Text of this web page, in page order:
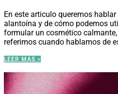
En este articulo queremos
alantoína y de cómo podemos
formular un cosmético
referimos cuando hablamos de
LEER MÁS >